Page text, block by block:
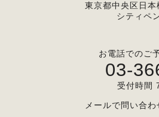
東京都中央区日本
シティペ
お電話でのご
03-
受付時間
メールで問い合わ